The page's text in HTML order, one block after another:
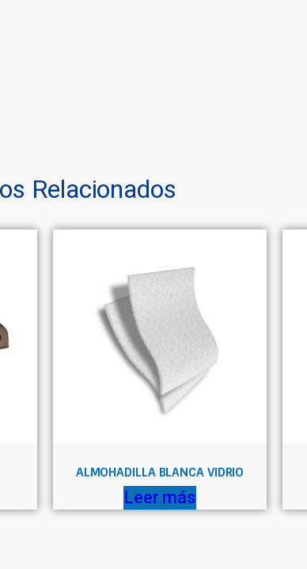
Relacionados
ALMOHADILLA BLANCA VIDRIO
Leer más